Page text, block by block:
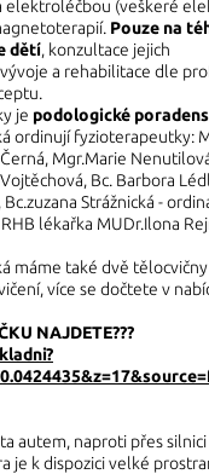
elektroléčbou (veškeré
Pouze na
dětí, konzultace jejich
a rehabilitace dle
je podologické
ordinují fyzioterapeutky:
Mgr.Marie
Bc. Barbora
Strážnická -
lékařka MUDr.Ilona
máme také dvě
více se dočtete v
NAJDETE???
autem, naproti přes
je k dispozici velké